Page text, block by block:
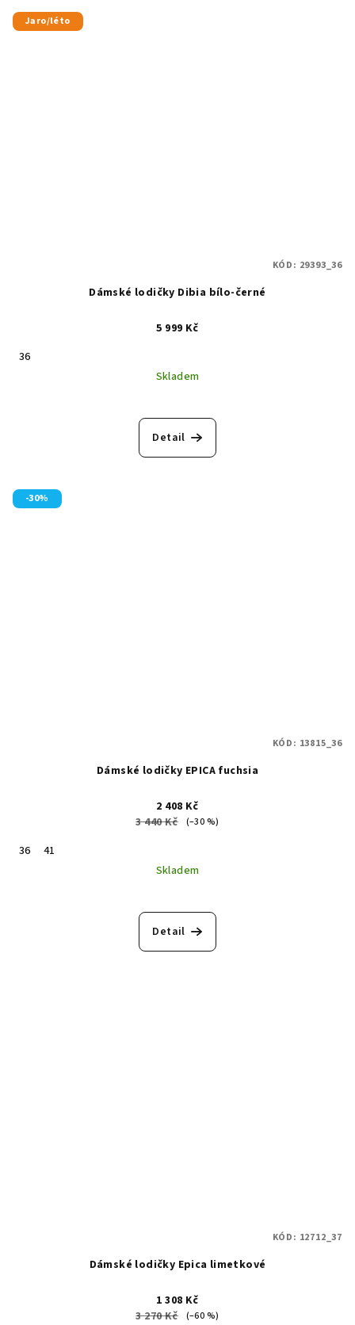
Jaro/léto
Dámské lodičky Dibia bílo-černé
5 999 Kč
36
Skladem
Detail
KÓD: 29393_36
-30%
Dámské lodičky EPICA fuchsia
2 408 Kč
3 440 Kč
(–30 %)
36
41
Skladem
Detail
KÓD: 13815_36
Dámské lodičky Epica limetkové
1 308 Kč
3 270 Kč
(–60 %)
KÓD: 12712_37